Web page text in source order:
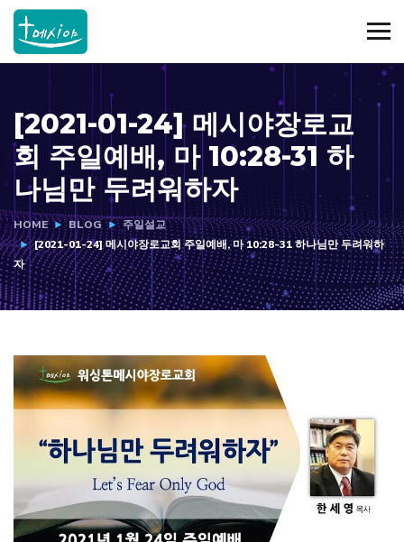
[2021-01-24] 메시야장로교
회 주일예배, 마 10:28-31 하
나님만 두려워하자
HOME BLOG
주일설교
[2021-01-24] 메시야장로교회 주일예배, 마 10:28-31 하나님만 두려워하
자